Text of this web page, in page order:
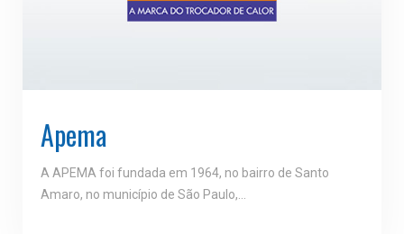
Apema
A APEMA foi fundada em 1964, no bairro de Santo
Amaro, no município de São Paulo,…